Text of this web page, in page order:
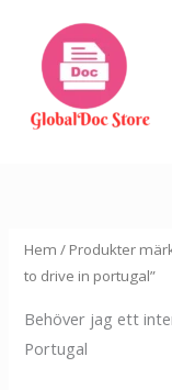
innehåll
Hem / Produkter
to drive in portugal”
Behöver jag ett
Portugal